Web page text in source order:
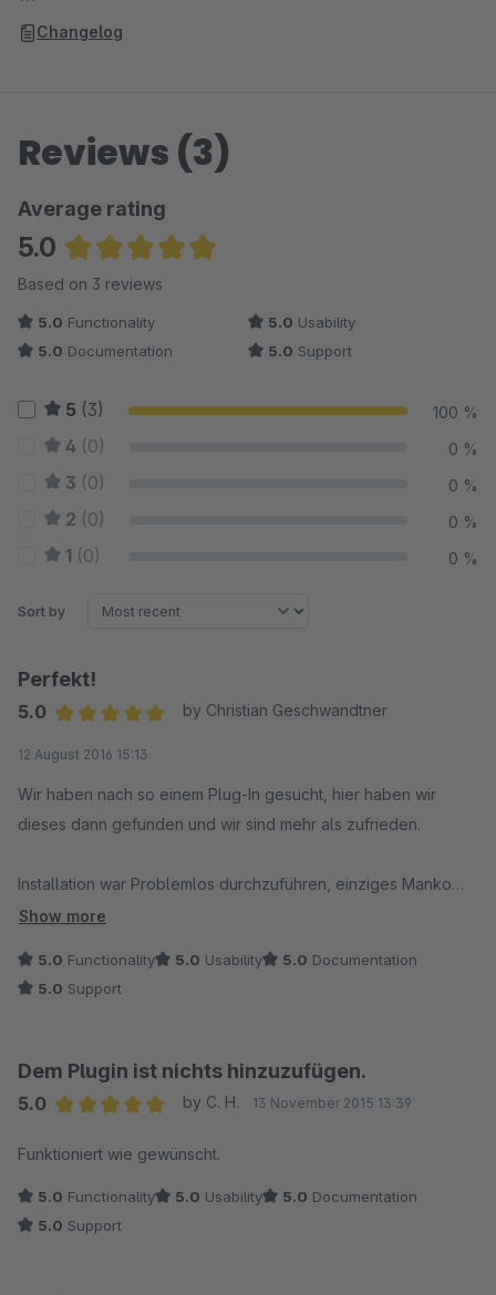
Changelog
Reviews (3)
Average rating
5.0
Average rating of 5 out of 5 stars
Based on 3 reviews
5.0 Functionality 5.0 Usability
5.0 Documentation 5.0 Support
5 (3) 100 %
4 (0) 0 %
3 (0) 0 %
2 (0) 0 %
1 (0) 0 %
Sort by
Perfekt!
5.0
by Christian Geschwandtner
12 August 2016 15:13
Wir haben nach so einem Plug-In gesucht, hier haben wir
dieses dann gefunden und wir sind mehr als zufrieden.
Installation war Problemlos durchzuführen, einziges Manko
war die 2 Spaltenbreite die zu klein war und nicht über die
und somit die Zeilen unnötig verbreitert, nach Kurzen Support
war das Problem gelöst, der anpassungscode wurde mir per
Dazu auch Günstig und somit kann ich dieses jedem sehr
Show more
5.0 Functionality 5.0 Usability 5.0 Documentation
5.0 Support
Dem Plugin ist nichts hinzuzufügen.
5.0
by C. H. 13 November 2015 13:39
Funktioniert wie gewünscht.
5.0 Functionality 5.0 Usability 5.0 Documentation
5.0 Support